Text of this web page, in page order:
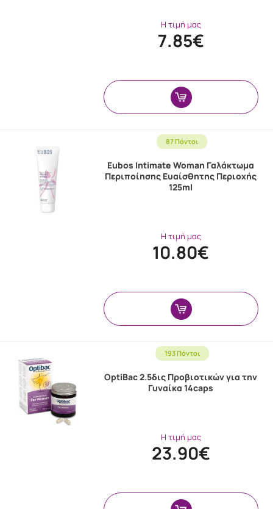
Η τιμή μας
7.85€
87 Πόντοι
Eubos Intimate Woman Γαλάκτωμα
Περιποίησης Ευαίσθητης Περιοχής
125ml
Η τιμή μας
10.80€
193 Πόντοι
OptiBac 2.5δις Προβιοτικών για την
Γυναίκα 14caps
Η τιμή μας
23.90€